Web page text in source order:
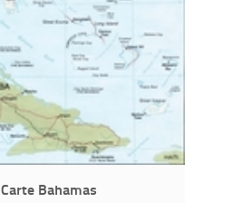
Carte Bahamas